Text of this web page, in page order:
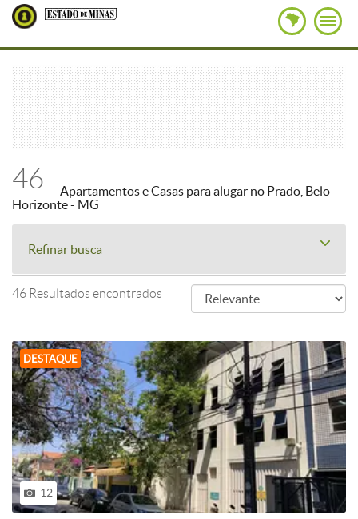
46
Apartamentos e Casas para alugar no Prado, Belo
Horizonte - MG
Refinar busca
46 Resultados encontrados
DESTAQUE
12